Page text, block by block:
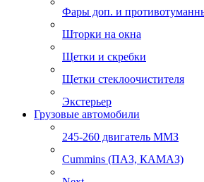
Фары доп. и
Шторки на окна
Щетки и скребки
Щетки стеклоочистителя
Экстерьер
Грузовые автомобили
245-260 двигатель ММЗ
Cummins (ПАЗ, КАМАЗ)